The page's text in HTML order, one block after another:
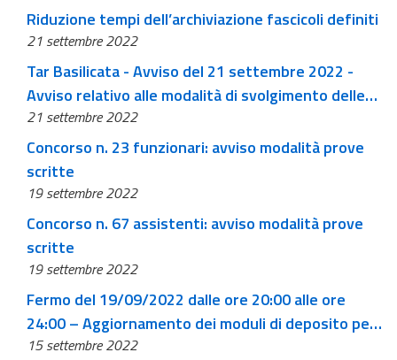
Riduzione tempi dell’archiviazione fascicoli definiti
21 settembre 2022
Tar Basilicata - Avviso del 21 settembre 2022 -
Avviso relativo alle modalità di svolgimento delle
CC e UP a decorrere dal 15-09-2022
21 settembre 2022
Concorso n. 23 funzionari: avviso modalità prove
scritte
19 settembre 2022
Concorso n. 67 assistenti: avviso modalità prove
scritte
19 settembre 2022
Fermo del 19/09/2022 dalle ore 20:00 alle ore
24:00 – Aggiornamento dei moduli di deposito per
Adeguamento ad art. 12 bis L. n. 108/2022
15 settembre 2022